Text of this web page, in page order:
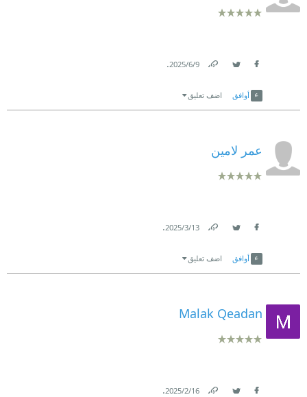
9‏/6‏/2025
.
أوافق اضف تعليق
عمر لامين
13‏/3‏/2025
.
أوافق اضف تعليق
Malak Qeadan
16‏/2‏/2025
.